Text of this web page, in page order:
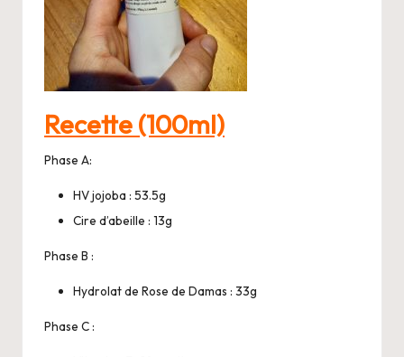
Recette (100ml)
Phase A:
HV jojoba : 53.5g
Cire d’abeille : 13g
Phase B :
Hydrolat de Rose de Damas : 33g
Phase C :